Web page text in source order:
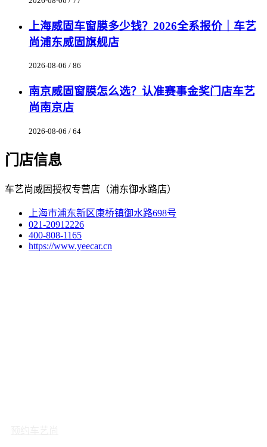
上海威固车窗膜多少钱？2026全系报价｜车艺
尚浦东威固旗舰店
2026-08-06 / 86
南京威固窗膜怎么选？认准赛事金奖门店车艺
尚南京店
2026-08-06 / 64
门店信息
车艺尚威固授权专营店（浦东御水路店）
上海市浦东新区康桥镇御水路698号
021-20912226
400-808-1165
https://www.yeecar.cn